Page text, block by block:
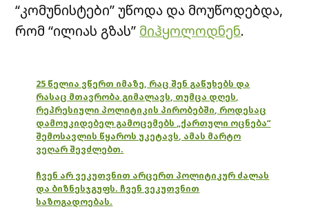
“კომუნისტები” უწოდა და მოუწოდებდა,
რომ “ილიას გზას” მიჰყოლოდნენ.
25 წელია ვწერთ იმაზე, რაც შენ გაწუხებს და
რასაც მთავრობა გიმალავს, თუმცა დღეს,
რეპრესიული პოლიტიკის პირობებში, როდესაც
დამოუკიდებელ გამოცემებს „ქართული ოცნება“
შემოსავლის წყაროს უკეტავს, ამას მარტო
ვეღარ შევძლებთ.
ჩვენ არ ვეკუთვნით არცერთ პოლიტიკურ ძალას
და ბიზნესჯგუფს. ჩვენ ვეკუთვნით
საზოგადოებას.